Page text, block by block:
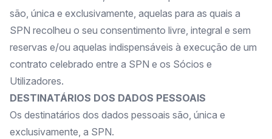
são, única e exclusivamente, aquelas para as quais a
SPN recolheu o seu consentimento livre, integral e sem
reservas e/ou aquelas indispensáveis à execução de um
contrato celebrado entre a SPN e os Sócios e
Utilizadores.
DESTINATÁRIOS DOS DADOS PESSOAIS
Os destinatários dos dados pessoais são, única e
exclusivamente, a SPN.